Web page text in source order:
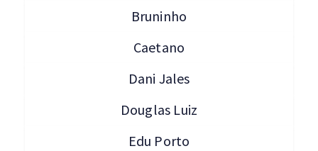
Bruninho
Caetano
Dani Jales
Douglas Luiz
Edu Porto